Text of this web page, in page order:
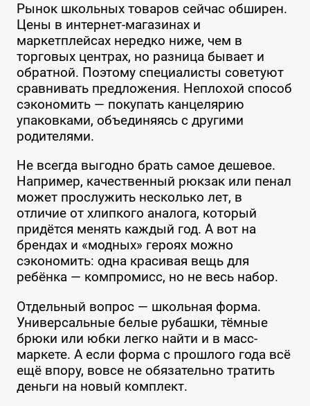
Рынок школьных товаров сейчас обширен.
Цены в интернет-магазинах и
маркетплейсах нередко ниже, чем в
торговых центрах, но разница бывает и
обратной. Поэтому специалисты советуют
сравнивать предложения. Неплохой способ
сэкономить — покупать канцелярию
упаковками, объединяясь с другими
родителями.
Не всегда выгодно брать самое дешевое.
Например, качественный рюкзак или пенал
может прослужить несколько лет, в
отличие от хлипкого аналога, который
придётся менять каждый год. А вот на
брендах и «модных» героях можно
сэкономить: одна красивая вещь для
ребёнка — компромисс, но не весь набор.
Отдельный вопрос — школьная форма.
Универсальные белые рубашки, тёмные
брюки или юбки легко найти и в масс-
маркете. А если форма с прошлого года всё
ещё впору, вовсе не обязательно тратить
деньги на новый комплект.